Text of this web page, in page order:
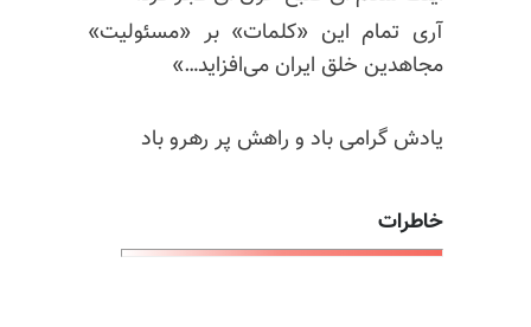
آری تمام این «کلمات» بر «مسئولیت»
مجاهدین خلق ایران می‌افزاید…»
یادش گرامی باد و راهش پر رهرو باد
خاطرات